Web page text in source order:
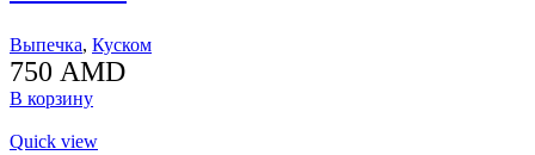
Выпечка, Куском
750 AMD
В корзину
Quick view